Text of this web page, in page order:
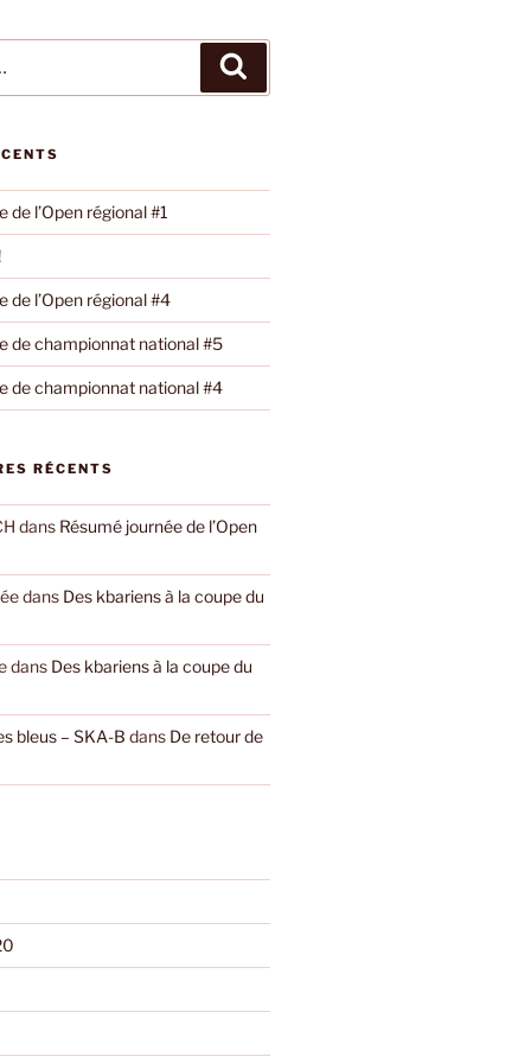
de l’Open régional #1
de l’Open régional #4
de championnat national #5
de championnat national #4
RÉCENTS
dans Résumé journée de l’Open
dans Des kbariens à la coupe du
dans Des kbariens à la coupe du
bleus – SKA-B dans De retour de